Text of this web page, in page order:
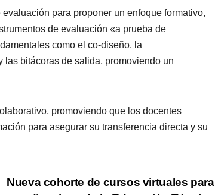
para proponer un enfoque formativo,
de evaluación «a prueba de
como el co-diseño, la
las bitácoras de salida, promoviendo un
promoviendo que los docentes
para asegurar su transferencia directa y su
Nueva cohorte de cursos virtuales para